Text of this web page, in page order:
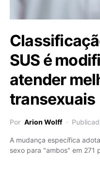
SUS é
atender
transexuais
Por Arion Wolff
A mudança específica
sexo para "ambos" em 271